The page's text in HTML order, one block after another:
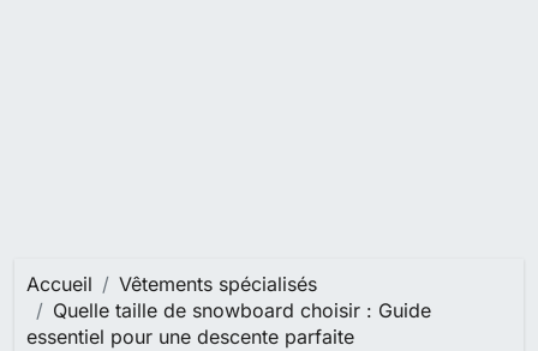
Accueil
Vêtements spécialisés
Quelle taille de snowboard choisir : Guide
essentiel pour une descente parfaite